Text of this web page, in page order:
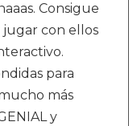
Consigue
jugar con ellos
para
más
y